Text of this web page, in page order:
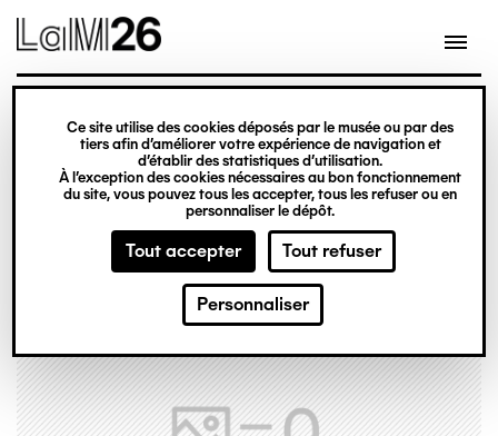
Gestion des cookies
Ce site utilise des cookies déposés par le musée ou par des
tiers afin d’améliorer votre expérience de navigation et
d’établir des statistiques d’utilisation.
À l’exception des cookies nécessaires au bon fonctionnement
du site, vous pouvez tous les accepter, tous les refuser ou en
personnaliser le dépôt.
Tout accepter Tout refuser
Personnaliser
contenu